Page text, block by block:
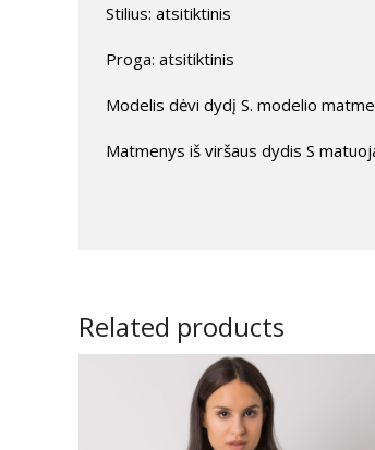
Stilius: atsitiktinis
Proga: atsitiktinis
Modelis dėvi dydį S. modelio
Matmenys iš viršaus dydis S
Related products